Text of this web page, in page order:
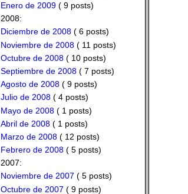
Enero de 2009( 9 posts)
2008:
Diciembre de 2008( 6 posts)
Noviembre de 2008( 11 posts)
Octubre de 2008( 10 posts)
Septiembre de 2008( 7 posts)
Agosto de 2008( 9 posts)
Julio de 2008( 4 posts)
Mayo de 2008( 1 posts)
Abril de 2008( 1 posts)
Marzo de 2008( 12 posts)
Febrero de 2008( 5 posts)
2007:
Noviembre de 2007 ( 5 posts)
Octubre de 2007 ( 9 posts)